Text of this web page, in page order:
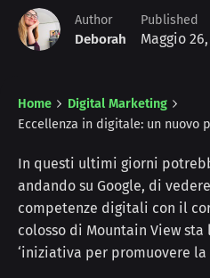
Author
Deborah
Published
Maggio
Home
Digital Marketing
Eccellenza in digitale: un nuovo
In questi ultimi giorni
andando su Google, di
competenze digitali con il
colosso di Mountain View
‘iniziativa per promuovere la